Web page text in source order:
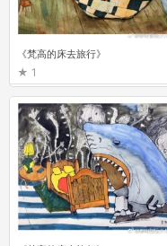
《梵高的床去旅行》
1